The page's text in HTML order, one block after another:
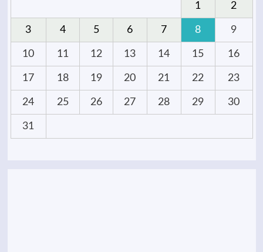
1 2
3 4 5 6 7 8 9
10 11 12 13 14 15 16
17 18 19 20 21 22 23
24 25 26 27 28 29 30
31